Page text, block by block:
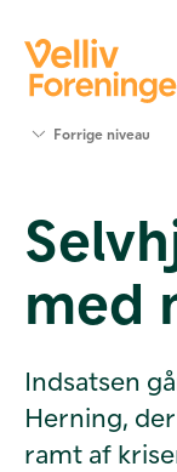
Værktøjer
og viden
Foreningen
Forrige niveau
med
Indsatsen
Herning,
ramt af